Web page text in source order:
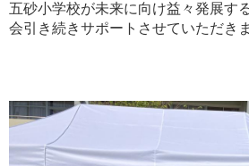
五砂小学校が未来に向け益々発展す
会引き続きサポートさせていただき